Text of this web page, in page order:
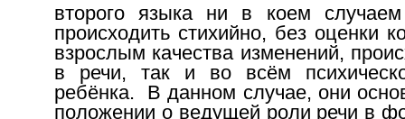
второго языка ни в коем
происходить стихийно, без оценки
взрослым качества изменений,
в речи, так и во всём
ребёнка. В данном случае, они
положении о ведущей роли речи в